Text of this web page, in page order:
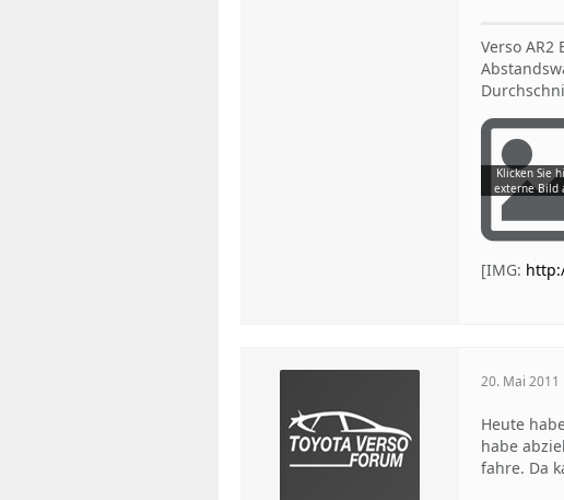
Verso
[IMG:
20. Mai 2011
Heute
habe
fahre. Da